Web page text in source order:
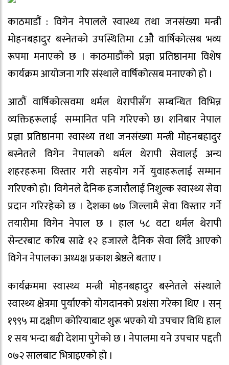
काठमाडौं : विगेन नेपालले स्वास्थ्य तथा जनसंख्या मन्त्री
माेहनबहादुर बस्नेतकाे उपस्थितिमा ८ओै वार्षिकोत्सब भव्य
रूपमा मनाएकाे छ । काठमाडौंकाे प्रज्ञा प्रतिष्ठानमा विशेष
कार्यक्रम आयाेजना गरि संस्थाले वार्षिकोत्सब मनाएकाे हाे ।
आठौं वार्षिकोत्सवमा थर्मल थेरापीसँग सम्बन्धित विभिन्न
व्यक्तिहरूलाई सम्मानित पनि गरिएकाे छ। शनिबार नेपाल
प्रज्ञा प्रतिष्ठानमा स्वास्थ्य तथा जनसंख्या मन्त्री मोहनबहादुर
बस्नेतले विगेन नेपालको थर्मल थेरापी सेवालई अन्य
शहरहरूमा विस्तार गरी सहयोग गर्ने युवाहरूलाई सम्मान
गरिएको हो। विगेनले दैनिक हजाराैलाई निशुल्क स्वास्थ्य सेवा
प्रदान गरिरहेकाे छ । देेेशका ७७ जिल्लामै सेवा विस्तार गर्ने
तयारीमा विगेन नेपाल छ । हाल ५८ वटा थर्मल थेरापी
सेन्टरबाट करिब साढे १२ हजारले दैनिक सेवा लिँदै आएकाे
विगेन नेपालका अध्यक्ष प्रकाश श्रेष्ठले बताए ।
कार्यक्रममा स्वास्थ्य मन्त्री माेहनबहादुर बस्नेतले संस्थाले
स्वास्थ्य क्षेत्रमा पुर्याएकाे याेगदानकाे प्रशंसा गरेका थिए । सन्
१९९५ मा दक्षीण काेरियाबाट शुरू भएकाे याे उपचार विधि हाल
१ सय भन्दा बढी देशमा पुगेकाे छ । नेपालमा यने उपचार पद्दती
०७२ सालबाट भित्राइएकाे हाे ।